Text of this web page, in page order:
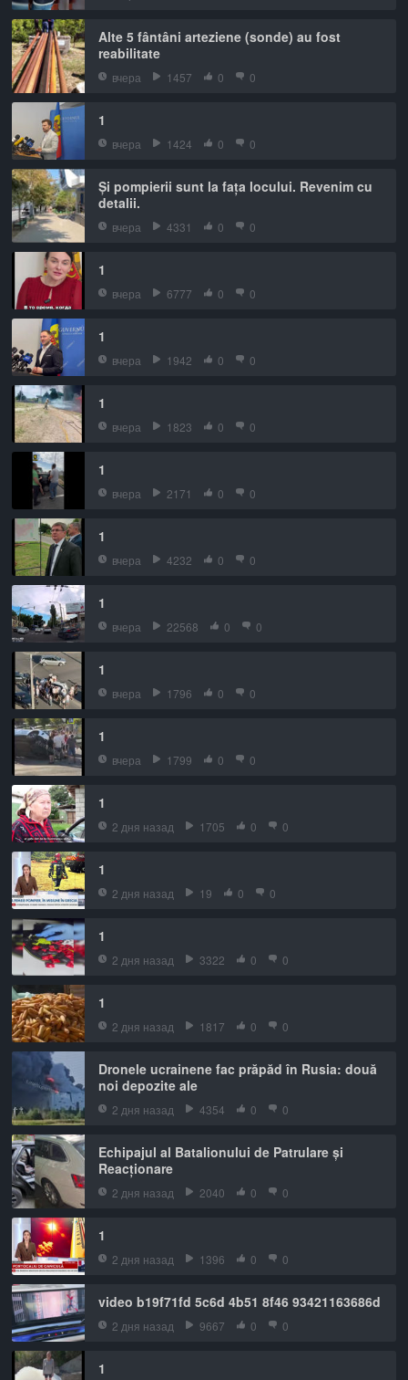
Alte 5 fântâni arteziene (sonde) au fost
reabilitate
вчера 1457 0 0
1
вчера 1424 0 0
Și pompierii sunt la fața locului. Revenim cu
detalii.
вчера 4331 0 0
1
вчера 6777 0 0
1
вчера 1942 0 0
1
вчера 1823 0 0
1
вчера 2171 0 0
1
вчера 4232 0 0
1
вчера 22568 0 0
1
вчера 1796 0 0
1
вчера 1799 0 0
1
2 дня назад 1705 0 0
1
2 дня назад 19 0 0
1
2 дня назад 3322 0 0
1
2 дня назад 1817 0 0
Dronele ucrainene fac prăpăd în Rusia: două
noi depozite ale
2 дня назад 4354 0 0
Echipajul al Batalionului de Patrulare și
Reacționare
2 дня назад 2040 0 0
1
2 дня назад 1396 0 0
video b19f71fd 5c6d 4b51 8f46 93421163686d
2 дня назад 9667 0 0
1